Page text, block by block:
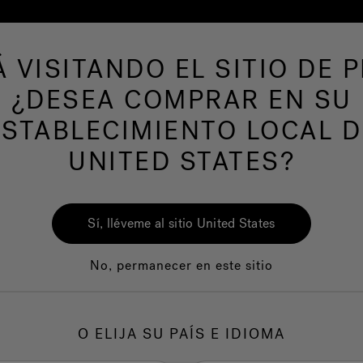
de hidromasaje Más productos Nuestra
VISITANDO EL SITIO DE
¿DESEA COMPRAR EN SU
LOCAL
UNITED STATES?
Sí, lléveme al sitio United States
No, permanecer en este sitio
O ELIJA SU PAÍS E IDIOMA